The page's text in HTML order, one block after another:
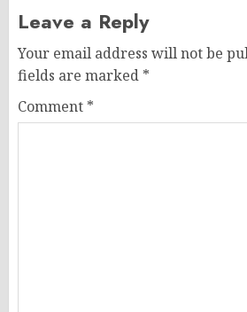
Leave a Reply
Your email address will not be
fields are marked *
Comment *